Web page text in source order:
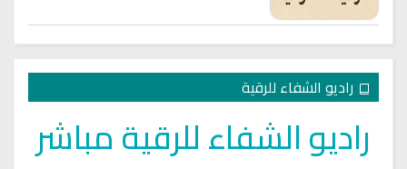
راديو الشفاء للرقية
راديو الشفاء للرقية مباشر